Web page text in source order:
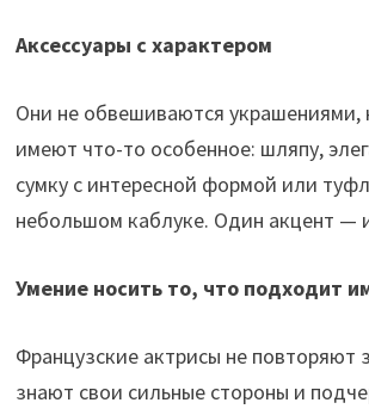
Аксессуары с характером
Они не обвешиваются украшениями,
имеют что-то особенное: шляпу,
сумку с интересной формой или
небольшом каблуке. Один акцент —
Умение носить то, что подходит
Французские актрисы не повторяют
знают свои сильные стороны и